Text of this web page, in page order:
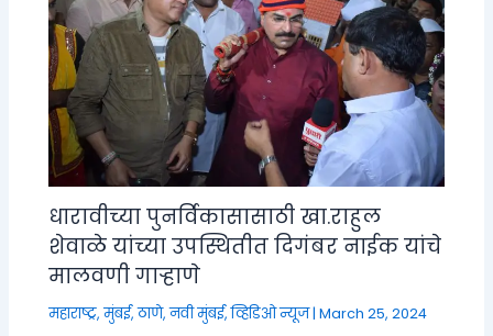
धारावीच्या पुनर्विकासासाठी खा.राहुल
शेवाळे यांच्या उपस्थितीत दिगंबर नाईक यांचे
मालवणी गाऱ्हाणे
महाराष्ट्र,मुंबई, ठाणे, नवी मुंबई,व्हिडिओ न्यूज|March 25, 2024